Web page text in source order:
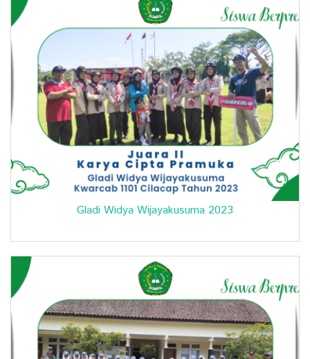
Gladi Widya Wijayakusuma 2023